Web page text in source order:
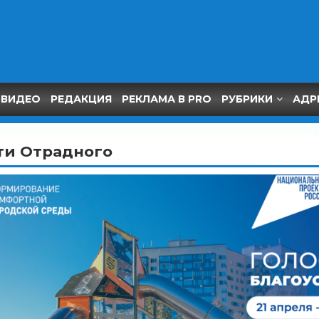
ВИДЕО РЕДАКЦИЯ РЕКЛАМА В PRO РУБРИКИ
Отрадного